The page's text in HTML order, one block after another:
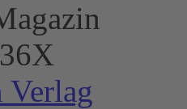
Verlag